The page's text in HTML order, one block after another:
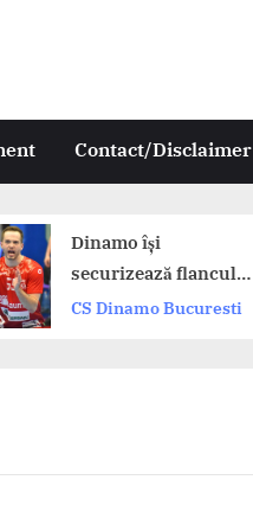
Contact/Disclaimer
își
flancul
Andrii
a prelungit
Dinamo Bucuresti